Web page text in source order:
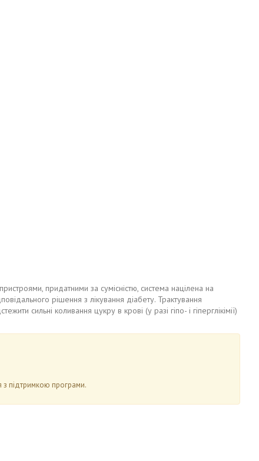
придатними за сумісністю, система націлена на
рішення з лікування діабету. Трактування
сильні коливання цукру в крові (у разі гіпо- і гіперглікімії)
з підтримкою програми.